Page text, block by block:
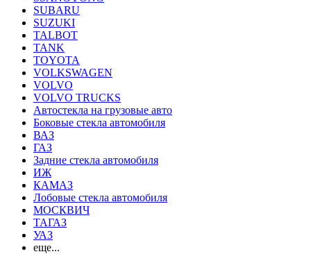
SUBARU
SUZUKI
TALBOT
TANK
TOYOTA
VOLKSWAGEN
VOLVO
VOLVO TRUCKS
Автостекла на грузовые авто
Боковые стекла автомобиля
ВАЗ
ГАЗ
Задние стекла автомобиля
ИЖ
КАМАЗ
Лобовые стекла автомобиля
МОСКВИЧ
ТАГАЗ
УАЗ
еще...